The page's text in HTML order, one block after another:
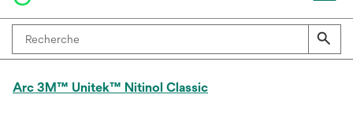
Arc 3M™ Unitek™ Nitinol Classic